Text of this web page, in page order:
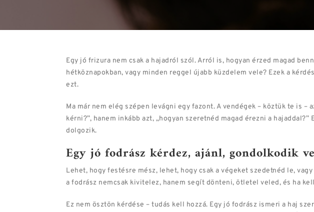
Egy jó frizura nem csak a hajadról szól. Arról is, hogyan érzed magad
hétköznapokban, vagy minden reggel újabb küzdelem vele? Ezek a
ezt.
Ma már nem elég szépen levágni egy fazont. A vendégek – köztük te is
kérni?”, hanem inkább azt, „hogyan szeretnéd magad érezni a
dolgozik.
Egy jó fodrász kérdez, ajánl, gondolkodik
Lehet, hogy festésre mész, lehet, hogy csak a végeket szedetnéd le,
a fodrász nemcsak kivitelez, hanem segít dönteni, ötletel veled, és ha
Ez nem ösztön kérdése – tudás kell hozzá. Egy jó fodrász ismeri a haj